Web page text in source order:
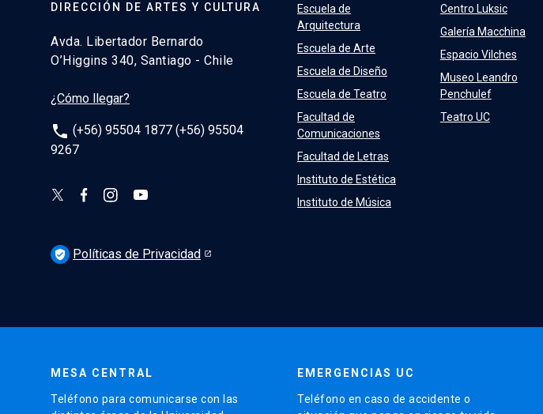
DIRECCIÓN DE ARTES Y CULTURA
Avda. Libertador Bernardo
O’Higgins 340, Santiago - Chile
¿Cómo llegar?
phone (+56) 95504 1877 (+56) 95504
9267
Escuela de
Arquitectura
Escuela de Arte
Escuela de Diseño
Escuela de Teatro
Facultad de
Comunicaciones
Facultad de Letras
Instituto de Estética
Instituto de Música
Centro Luksic
Galería Macchina
Espacio Vilches
Museo Leandro
Penchulef
Teatro UC
verified_user Políticas de Privacidad
MESA CENTRAL
Teléfono para comunicarse con las
EMERGENCIAS UC
Teléfono en caso de accidente o